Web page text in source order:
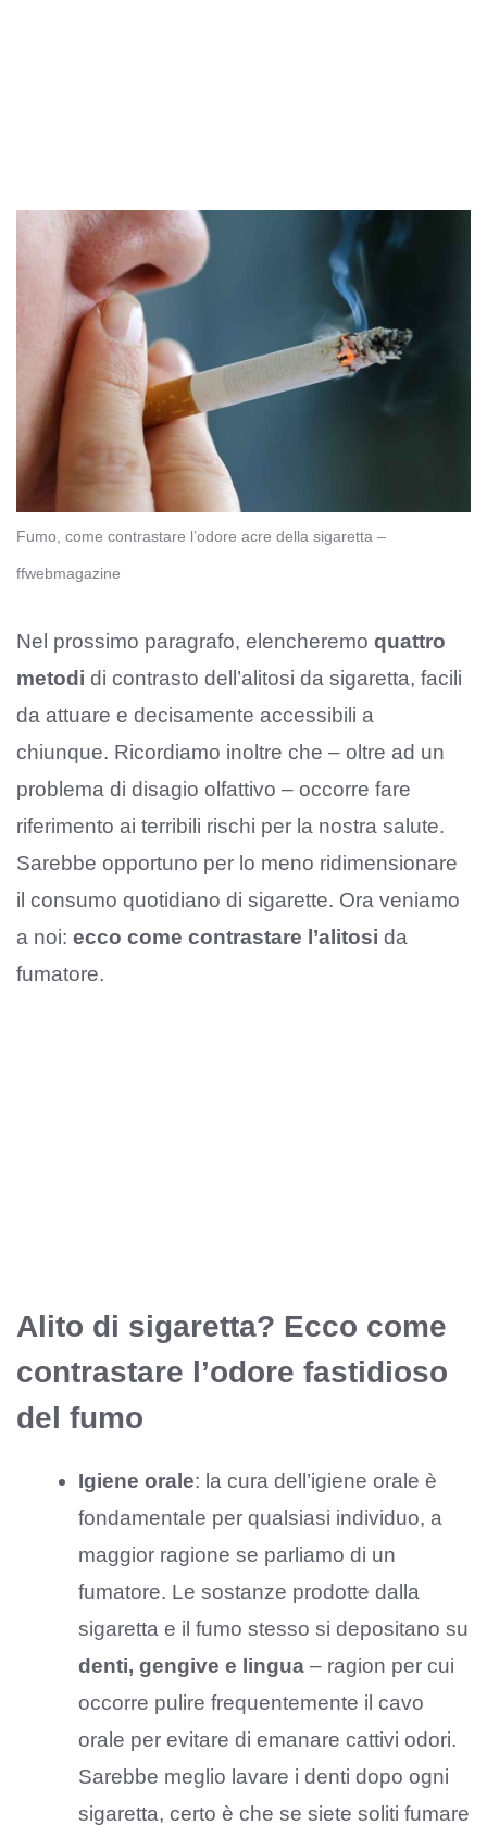
Fumo, come contrastare l’odore acre della sigaretta –
ffwebmagazine
Nel prossimo paragrafo, elencheremo quattro
metodi di contrasto dell’alitosi da sigaretta, facili
da attuare e decisamente accessibili a
chiunque. Ricordiamo inoltre che – oltre ad un
problema di disagio olfattivo – occorre fare
riferimento ai terribili rischi per la nostra salute.
Sarebbe opportuno per lo meno ridimensionare
il consumo quotidiano di sigarette. Ora veniamo
a noi: ecco come contrastare l’alitosi da
fumatore.
Alito di sigaretta? Ecco come
contrastare l’odore fastidioso
del fumo
Igiene orale: la cura dell’igiene orale è
fondamentale per qualsiasi individuo, a
maggior ragione se parliamo di un
fumatore. Le sostanze prodotte dalla
sigaretta e il fumo stesso si depositano su
denti, gengive e lingua – ragion per cui
occorre pulire frequentemente il cavo
orale per evitare di emanare cattivi odori.
Sarebbe meglio lavare i denti dopo ogni
sigaretta, certo è che se siete soliti fumare